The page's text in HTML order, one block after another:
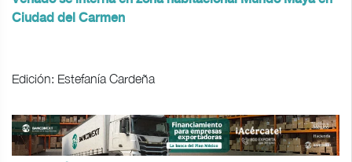
Ciudad del Carmen
Edición: Estefanía Cardeña